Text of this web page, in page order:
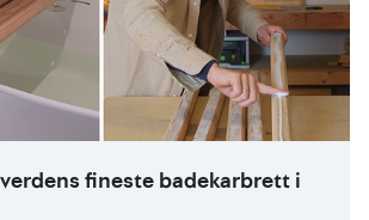
fineste badekarbrett i